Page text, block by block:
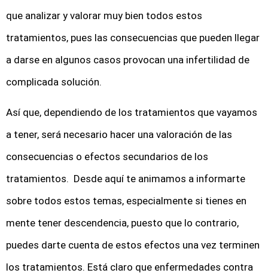
que analizar y valorar muy bien todos estos
tratamientos, pues las consecuencias que pueden llegar
a darse en algunos casos provocan una infertilidad de
complicada solución.
Así que, dependiendo de los tratamientos que vayamos
a tener, será necesario hacer una valoración de las
consecuencias o efectos secundarios de los
tratamientos. Desde aquí te animamos a informarte
sobre todos estos temas, especialmente si tienes en
mente tener descendencia, puesto que lo contrario,
puedes darte cuenta de estos efectos una vez terminen
los tratamientos. Está claro que enfermedades contra